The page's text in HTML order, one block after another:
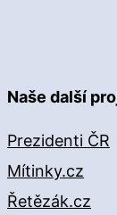
Naše další
Prezidenti ČR
Mítinky.cz
Řetězák.cz